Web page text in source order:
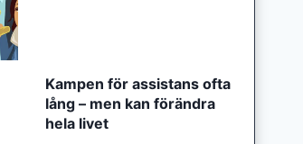
Kampen för assistans ofta
lång – men kan förändra
hela livet